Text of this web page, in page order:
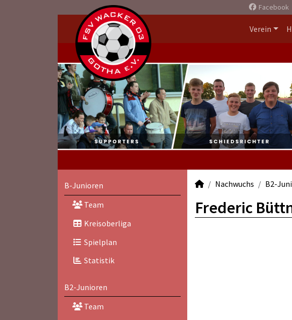
Facebook
Verein
B-Junioren
Team
Kreisoberliga
Spielplan
Statistik
B2-Junioren
Team
Nachwuchs B2-
Frederic